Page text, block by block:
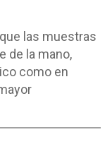
las muestras
de la mano,
como en